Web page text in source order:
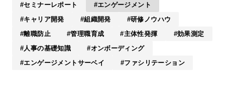
セミナーレポート
エンゲージメント
キャリア開発
組織開発
研修ノウハウ
離職防止
管理職育成 主体性発揮
効果測定
人事の基礎知識
オンボーディング
エンゲージメントサーベイ
ファシリテーション